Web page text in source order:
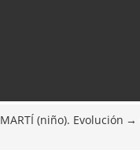
MARTÍ (niño). Evolución